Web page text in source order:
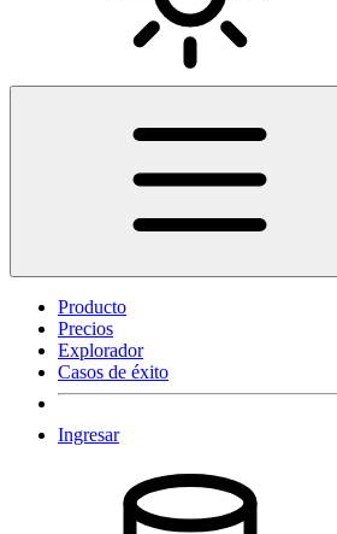
Producto
Precios
Explorador
Casos de éxito
Ingresar